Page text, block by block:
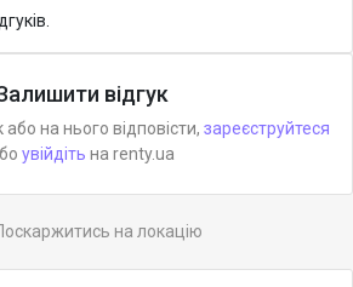
відгук
на нього відповісти, зареєструйтеся
увійдіть на renty.ua
на локацію